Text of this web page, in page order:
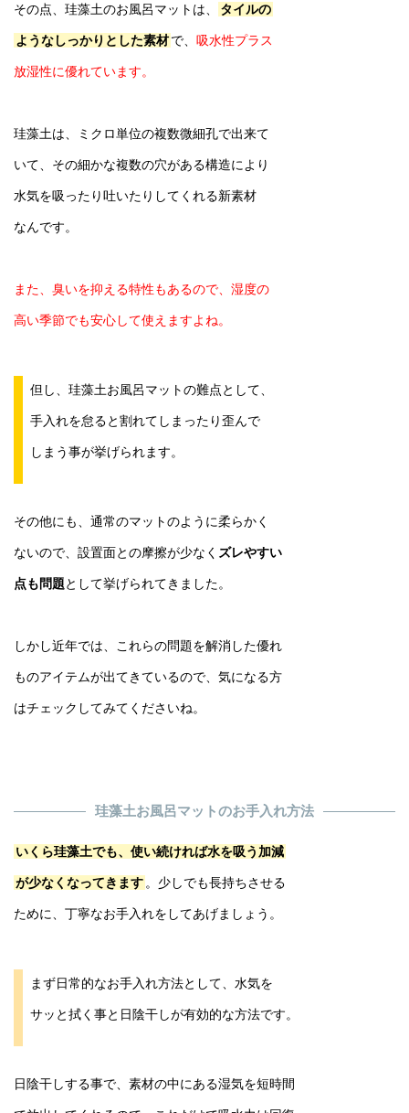
その点、珪藻土のお風呂マットは、 タイルの
ようなしっかりとした素材で、 吸水性プラス
放湿性に優れています。
珪藻土は、ミクロ単位の複数微細孔で出来て
いて、その細かな複数の穴がある構造により
水気を吸ったり吐いたりしてくれる新素材
なんです。
また、臭いを抑える特性もあるので、湿度の
高い季節でも安心して使えますよね。
但し、珪藻土お風呂マットの難点として、
手入れを怠ると割れてしまったり歪んで
しまう事が挙げられます。
その他にも、通常のマットのように柔らかく
ないので、設置面との摩擦が少なく ズレやすい
点も問題として挙げられてきました。
しかし近年では、これらの問題を解消した優れ
ものアイテムが出てきているので、気になる方
はチェックしてみてくださいね。
珪藻土お風呂マットのお手入れ方法
いくら珪藻土でも、使い続ければ水を吸う加減
が少なくなってきます 。少しでも長持ちさせる
ために、丁寧なお手入れをしてあげましょう。
まず日常的なお手入れ方法として、水気を
サッと拭く事と日陰干しが有効的な方法です。
日陰干しする事で、素材の中にある湿気を短時間